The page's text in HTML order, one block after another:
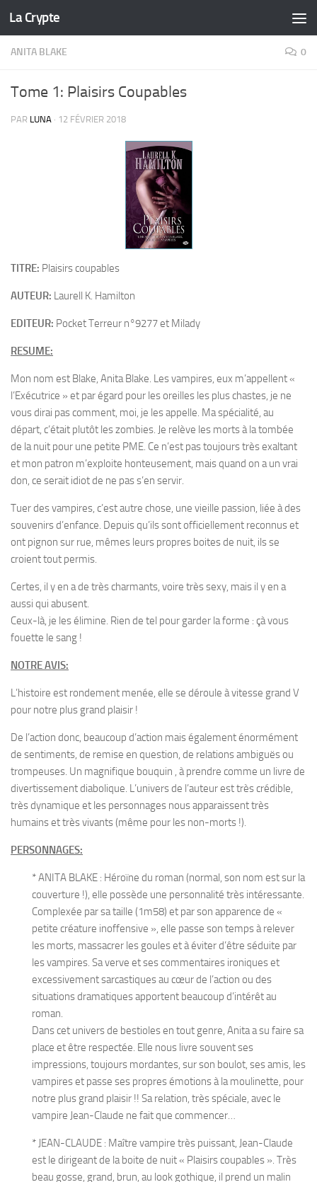
Skip to content
La Crypte
ANITA BLAKE 0
Tome 1: Plaisirs Coupables
PAR LUNA · 12 FÉVRIER 2018
TITRE: Plaisirs coupables
AUTEUR: Laurell K. Hamilton
EDITEUR: Pocket Terreur n°9277 et Milady
RESUME:
Mon nom est Blake, Anita Blake. Les vampires, eux m’appellent «
l’Exécutrice » et par égard pour les oreilles les plus chastes, je ne
vous dirai pas comment, moi, je les appelle. Ma spécialité, au
départ, c’était plutôt les zombies. Je relève les morts à la tombée
de la nuit pour une petite PME. Ce n’est pas toujours très exaltant
et mon patron m’exploite honteusement, mais quand on a un vrai
don, ce serait idiot de ne pas s’en servir.
Tuer des vampires, c’est autre chose, une vieille passion, liée à des
souvenirs d’enfance. Depuis qu’ils sont officiellement reconnus et
ont pignon sur rue, mêmes leurs propres boites de nuit, ils se
croient tout permis.
Certes, il y en a de très charmants, voire très sexy, mais il y en a
aussi qui abusent.
Ceux-là, je les élimine. Rien de tel pour garder la forme : çà vous
fouette le sang !
NOTRE AVIS:
L’histoire est rondement menée, elle se déroule à vitesse grand V
pour notre plus grand plaisir !
De l’action donc, beaucoup d’action mais également énormément
de sentiments, de remise en question, de relations ambiguës ou
trompeuses. Un magnifique bouquin , à prendre comme un livre de
divertissement diabolique. L’univers de l’auteur est très crédible,
très dynamique et les personnages nous apparaissent très
humains et très vivants (même pour les non-morts !).
PERSONNAGES:
* ANITA BLAKE : Héroïne du roman (normal, son nom est sur la
couverture !), elle possède une personnalité très intéressante.
Complexée par sa taille (1m58) et par son apparence de «
petite créature inoffensive », elle passe son temps à relever
les morts, massacrer les goules et à éviter d’être séduite par
les vampires. Sa verve et ses commentaires ironiques et
excessivement sarcastiques au cœur de l’action ou des
situations dramatiques apportent beaucoup d’intérêt au
roman.
Dans cet univers de bestioles en tout genre, Anita a su faire sa
place et être respectée. Elle nous livre souvent ses
impressions, toujours mordantes, sur son boulot, ses amis, les
vampires et passe ses propres émotions à la moulinette, pour
notre plus grand plaisir !! Sa relation, très spéciale, avec le
vampire Jean-Claude ne fait que commencer…
* JEAN-CLAUDE : Maître vampire très puissant, Jean-Claude
est le dirigeant de la boite de nuit « Plaisirs coupables ». Très
beau gosse, grand, brun, au look gothique, il prend un malin